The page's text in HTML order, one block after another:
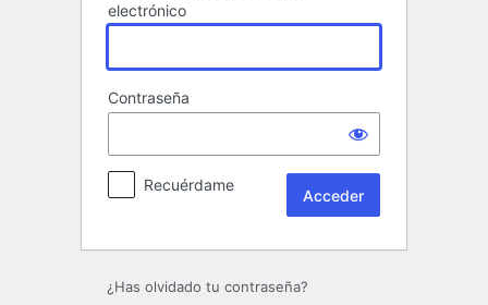
electrónico
Contraseña
Recuérdame
¿Has olvidado tu contraseña?